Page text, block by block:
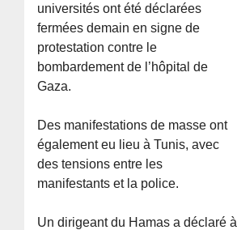
universités ont été déclarées
fermées demain en signe de
protestation contre le
bombardement de l’hôpital de
Gaza.
Des manifestations de masse ont
également eu lieu à Tunis, avec
des tensions entre les
manifestants et la police.
Un dirigeant du Hamas a déclaré à